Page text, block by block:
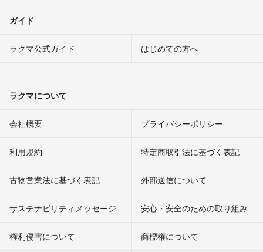
ガイド
ラクマ公式ガイド はじめての方へ
ラクマについて
会社概要 プライバシーポリシー
利用規約 特定商取引法に基づく表記
古物営業法に基づく表記 外部送信について
サステナビリティメッセージ 安心・安全のための取り組み
権利侵害について
商標権について